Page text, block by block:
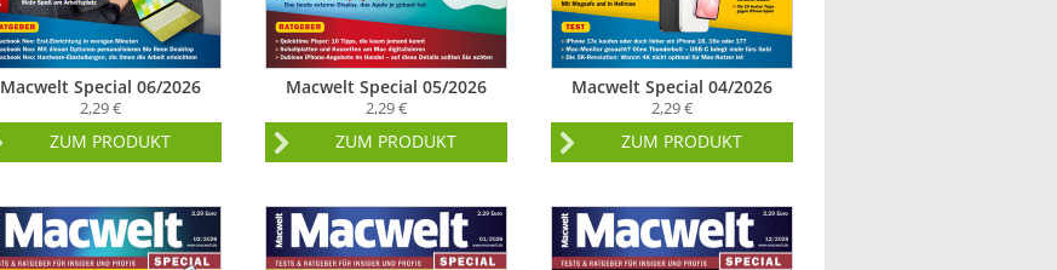
Macwelt Special 06/2026
2,29 €
ZUM PRODUKT
Macwelt Special 05/2026
2,29 €
ZUM PRODUKT
Macwelt Special 04/2026
2,29 €
ZUM PRODUKT